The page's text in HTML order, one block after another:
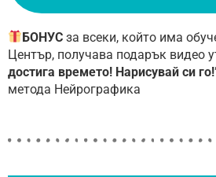
БОНУС за всеки, който има
Център, получава подарък видео
достига времето! Нарисувай си
метода Нейрографика